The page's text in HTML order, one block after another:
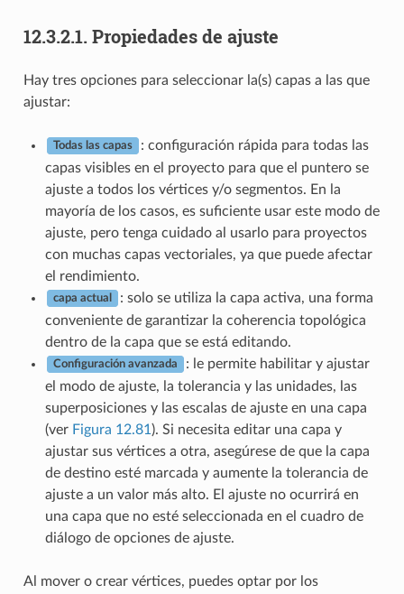
12.3.2.1. Propiedades de ajuste
Hay tres opciones para seleccionar la(s) capas a las que
ajustar:
Todas las capas
: configuración rápida para todas las
capas visibles en el proyecto para que el puntero se
ajuste a todos los vértices y/o segmentos. En la
mayoría de los casos, es suficiente usar este modo de
ajuste, pero tenga cuidado al usarlo para proyectos
con muchas capas vectoriales, ya que puede afectar
el rendimiento.
capa actual
: solo se utiliza la capa activa, una forma
conveniente de garantizar la coherencia topológica
dentro de la capa que se está editando.
Configuración avanzada
: le permite habilitar y ajustar
el modo de ajuste, la tolerancia y las unidades, las
superposiciones y las escalas de ajuste en una capa
(ver Figura 12.81 ). Si necesita editar una capa y
ajustar sus vértices a otra, asegúrese de que la capa
de destino esté marcada y aumente la tolerancia de
ajuste a un valor más alto. El ajuste no ocurrirá en
una capa que no esté seleccionada en el cuadro de
diálogo de opciones de ajuste.
Al mover o crear vértices, puedes optar por los